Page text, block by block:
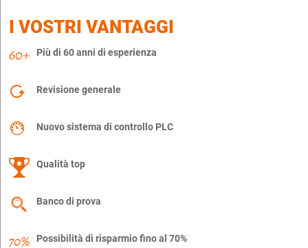
I VOSTRI VANTAGGI
Più di 60 anni di esperienza
Revisione generale
Nuovo sistema di controllo PLC
Qualità top
Banco di prova
Possibilità di risparmio fino al 70%